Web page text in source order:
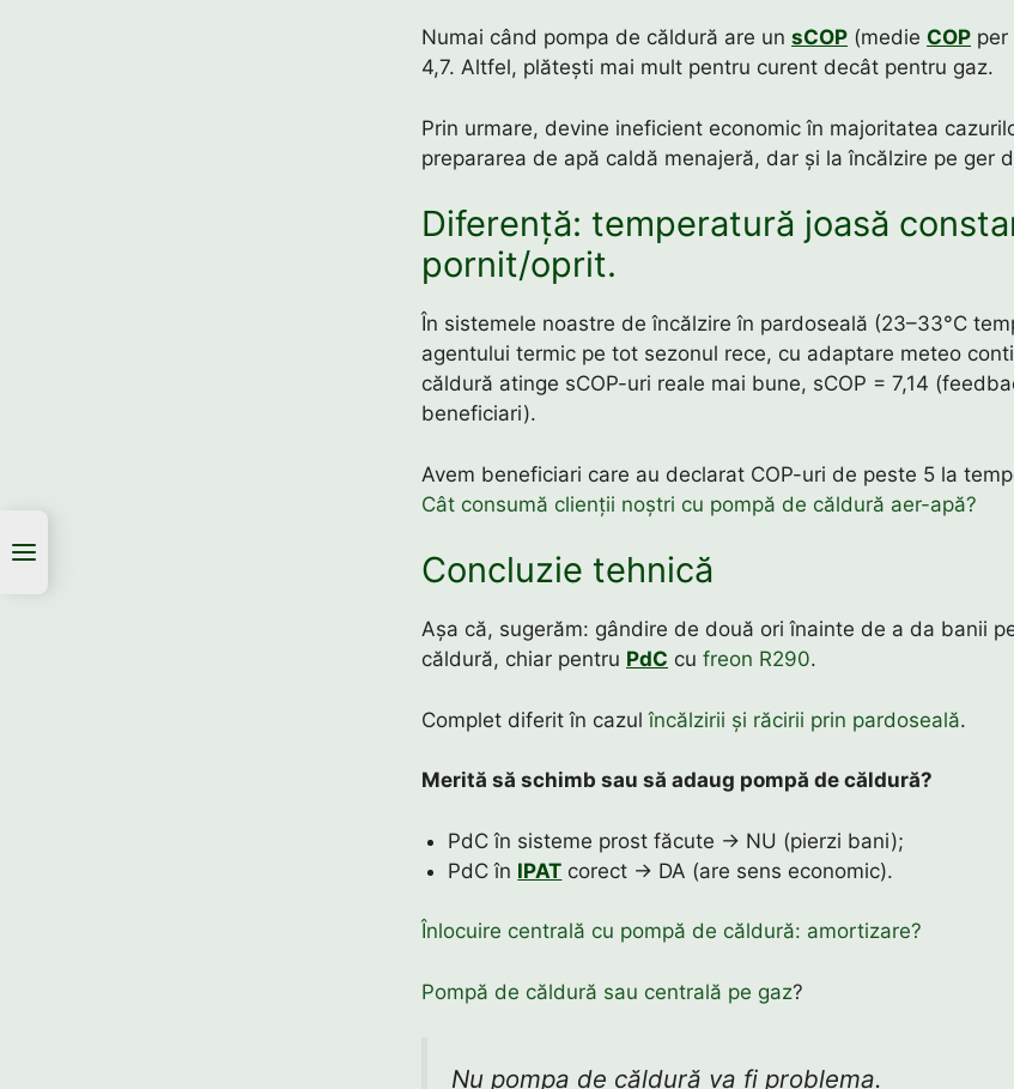
Numai când pompa de căldură are un sCOP (medie COP per
4,7. Altfel, plătești mai mult pentru curent decât pentru gaz.
Prin urmare, devine ineficient economic în majoritatea
prepararea de apă caldă menajeră, dar și la încălzire pe ger
Diferență: temperatură joasă
pornit/oprit.
În sistemele noastre de încălzire în pardoseală (23–33°C
agentului termic pe tot sezonul rece, cu adaptare meteo
căldură atinge sCOP-uri reale mai bune, sCOP = 7,14
beneficiari).
Avem beneficiari care au declarat COP-uri de peste 5 la
Cât consumă clienții noștri cu pompă de căldură aer-apă?
Concluzie tehnică
Așa că, sugerăm: gândire de două ori înainte de a da banii
căldură, chiar pentru PdC cu freon R290.
Complet diferit în cazulîncălzirii și răcirii prin pardoseală.
Merită să schimb sau să adaug pompă de căldură?
PdC în sisteme prost făcute → NU (pierzi bani);
PdC în IPAT corect → DA (are sens economic).
Înlocuire centrală cu pompă de căldură: amortizare?
Pompă de căldură sau centrală pe gaz?
Nu pompa de căldură va fi problema.